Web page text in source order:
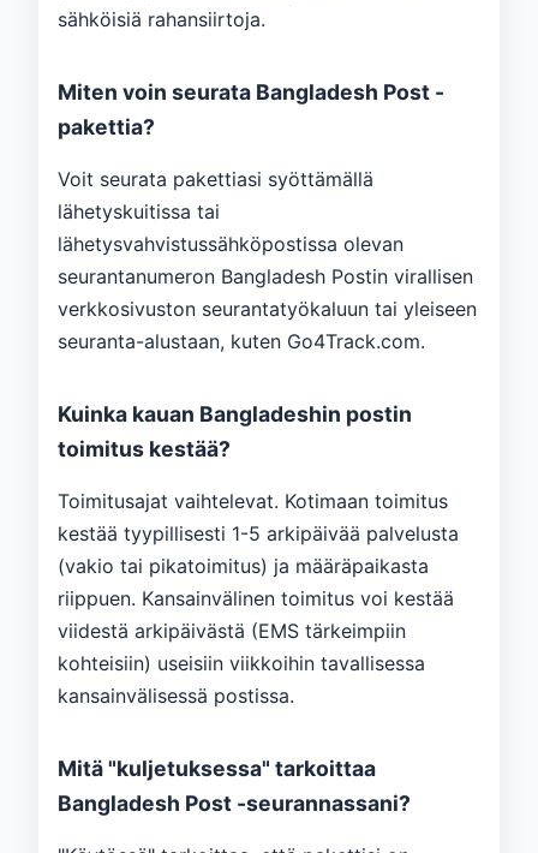
sähköisiä rahansiirtoja.
Miten voin seurata Bangladesh Post -
pakettia?
Voit seurata pakettiasi syöttämällä
lähetyskuitissa tai
lähetysvahvistussähköpostissa olevan
seurantanumeron Bangladesh Postin virallisen
verkkosivuston seurantatyökaluun tai yleiseen
seuranta-alustaan, kuten Go4Track.com.
Kuinka kauan Bangladeshin postin
toimitus kestää?
Toimitusajat vaihtelevat. Kotimaan toimitus
kestää tyypillisesti 1-5 arkipäivää palvelusta
(vakio tai pikatoimitus) ja määräpaikasta
riippuen. Kansainvälinen toimitus voi kestää
viidestä arkipäivästä (EMS tärkeimpiin
kohteisiin) useisiin viikkoihin tavallisessa
kansainvälisessä postissa.
Mitä "kuljetuksessa" tarkoittaa
Bangladesh Post -seurannassani?